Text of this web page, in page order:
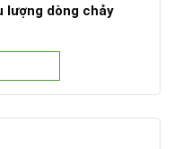
lượng dòng chảy